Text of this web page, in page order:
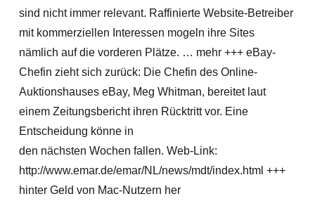
sind nicht immer relevant. Raffinierte Website-Betreiber
mit kommerziellen Interessen mogeln ihre Sites
nämlich auf die vorderen Plätze. … mehr +++ eBay-
Chefin zieht sich zurück: Die Chefin des Online-
Auktionshauses eBay, Meg Whitman, bereitet laut
einem Zeitungsbericht ihren Rücktritt vor. Eine
Entscheidung könne in
den nächsten Wochen fallen. Web-Link:
http://www.emar.de/emar/NL/news/mdt/index.html +++
hinter Geld von Mac-Nutzern her